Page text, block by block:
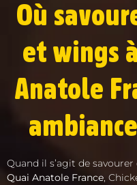
Où
et wings
Anatole
Quand il s’agit de savourer
Quai Anatole France,